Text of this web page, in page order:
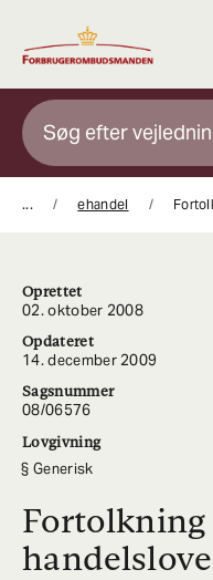
indhold
... ehandel
Oprettet
02. oktober 2008
Opdateret
14. december 2009
Sagsnummer
08/06576
Lovgivning
Generisk
Fortolkning